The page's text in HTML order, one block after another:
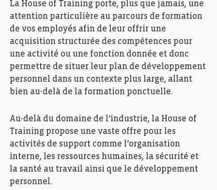
La House of Training porte, plus que jamais, une
attention particulière au parcours de formation
de vos employés afin de leur offrir une
acquisition structurée des compétences pour
une activité ou une fonction donnée et donc
permettre de situer leur plan de développement
personnel dans un contexte plus large, allant
bien au-delà de la formation ponctuelle.
Au-delà du domaine de l’industrie, la House of
Training propose une vaste offre pour les
activités de support comme l’organisation
interne, les ressources humaines, la sécurité et
la santé au travail ainsi que le développement
personnel.